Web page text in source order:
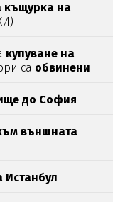
къщурка на
купуване на
са обвинени
до София
външната
Истанбул